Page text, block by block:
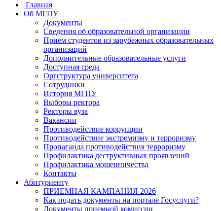
Главная
Об МГПУ
Документы
Сведения об образовательной организации
Прием студентов из зарубежных образовательных
организаций
Дополнительные образовательные услуги
Доступная среда
Оргструктура университета
Сотрудники
История МГПУ
Выборы ректора
Ректоры вуза
Вакансии
Противодействие коррупции
Противодействие экстремизму и терроризму
Пропаганда противодействия терроризму
Профилактика деструктивных проявлений
Профилактика мошенничества
Контакты
Абитуриенту
ПРИЕМНАЯ КАМПАНИЯ 2026
Как подать документы на портале Госуслуги?
Документы приемной комиссии